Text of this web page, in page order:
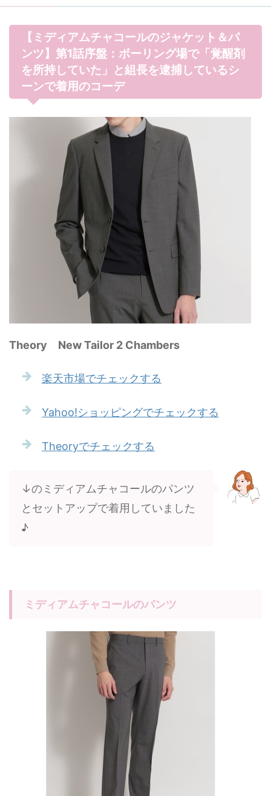
【ミディアムチャコールのジャケット＆パ
ンツ】第1話序盤：ボーリング場で「覚醒剤
を所持していた」と組長を逮捕しているシ
ーンで着用のコーデ
Theory New Tailor 2 Chambers
楽天市場でチェックする
Yahoo!ショッピングでチェックする
Theoryでチェックする
↓のミディアムチャコールのパンツ
とセットアップで着用していました
♪
ミディアムチャコールのパンツ